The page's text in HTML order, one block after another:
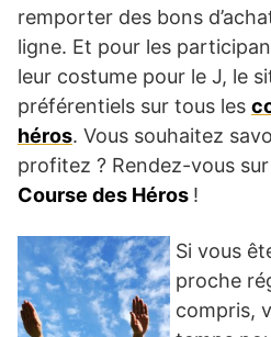
remporter des bons
ligne. Et pour les
leur costume pour le J, le
préférentiels sur tous les
héros. Vous souhaitez
profitez ? Rendez-vous sur
Course des Héros !
Si vous
proche
compris,